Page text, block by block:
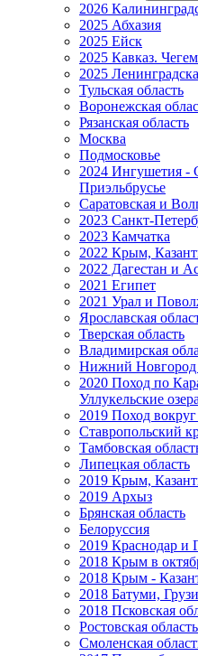
2026
2025 Абхазия
2025 Ейск
2025 Кавказ.
2025
Тульская область
Воронежская
Рязанская область
Москва
Подмосковье
2024 Ингушетия -
Приэльбрусье
Саратовская и
2023 Санкт-
2023 Камчатка
2022 Крым,
2022 Дагестан и
2021 Египет
2021 Урал и
Ярославская
Тверская область
Владимирская
Нижний Новгород
2020 Поход по
Уллукельские
2019 Поход
Ставропольский
Тамбовская
Липецкая область
2019 Крым,
2019 Архыз
Брянская область
Белоруссия
2019 Краснодар и
2018 Крым в
2018 Крым -
2018 Батуми,
2018 Псковская
Ростовская область
Смоленская